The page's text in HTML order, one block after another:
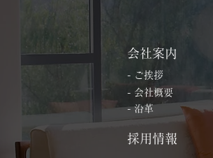
会社案内
- ご挨拶
- 会社概要
- 沿革
採用情報